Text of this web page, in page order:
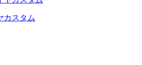
カスタム